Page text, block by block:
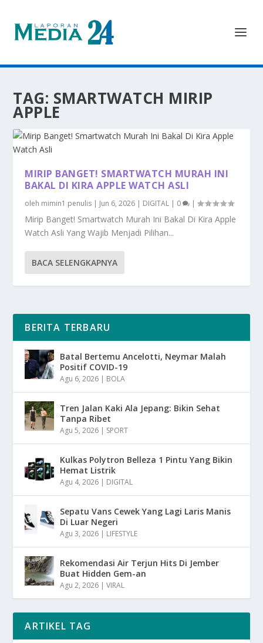
TAG: SMARTWATCH MIRIP
APPLE
MIRIP BANGET! SMARTWATCH MURAH INI
BAKAL DI KIRA APPLE WATCH ASLI
oleh mimin1 penulis | Jun 6, 2026 | DIGITAL | 0 |
Mirip Banget! Smartwatch Murah Ini Bakal Di Kira Apple
Watch Asli Yang Wajib Menjadi Pilihan...
BACA SELENGKAPNYA
BERITA TERBARU
Batal Bertemu Ancelotti, Neymar Malah
Positif COVID-19
Agu 6, 2026 | BOLA
Tren Jalan Kaki Ala Jepang: Bikin Sehat
Tanpa Ribet
Agu 5, 2026 | SPORT
Kulkas Polytron Belleza 1 Pintu Yang Bikin
Hemat Listrik
Agu 4, 2026 | DIGITAL
Sepatu Vans Cewek Yang Lagi Laris Manis
Di Luar Negeri
Agu 3, 2026 | LIFESTYLE
Rekomendasi Air Terjun Hits Di Jember
Buat Hidden Gem-an
Agu 2, 2026 |VIRAL
ARTIKEL TAG